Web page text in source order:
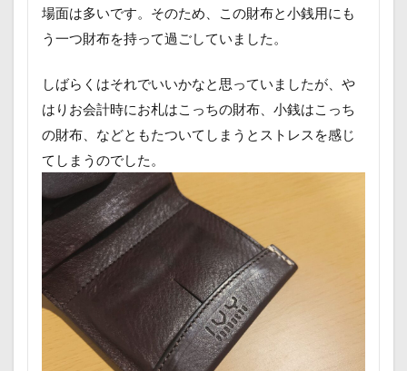
場面は多いです。そのため、この財布と小銭用にも
う一つ財布を持って過ごしていました。
しばらくはそれでいいかなと思っていましたが、や
はりお会計時にお札はこっちの財布、小銭はこっち
の財布、などともたついてしまうとストレスを感じ
てしまうのでした。